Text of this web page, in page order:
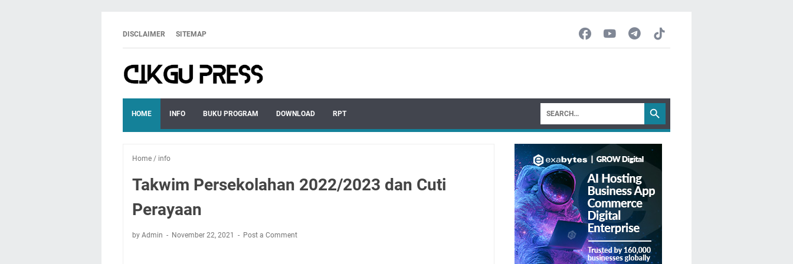
DISCLAIMER SITEMAP
HOME INFO BUKU PROGRAM DOWNLOAD RPT
Home / info
Takwim Persekolahan 2022/2023 dan Cuti
Perayaan
by Admin November 22, 2021 Post a Comment